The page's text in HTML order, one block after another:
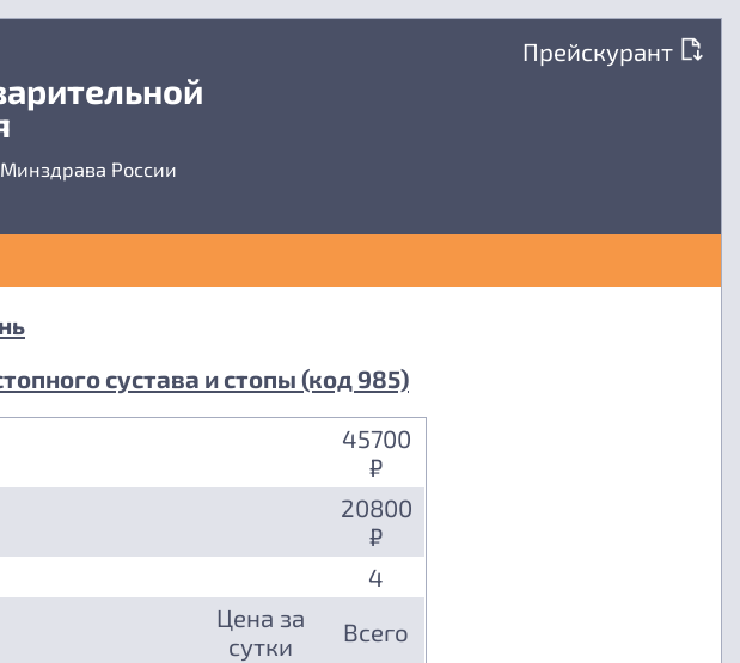
Прейскурант
России
сустава и стопы (код 985)
45700
₽
20800
₽
4
Цена за
сутки
Всего